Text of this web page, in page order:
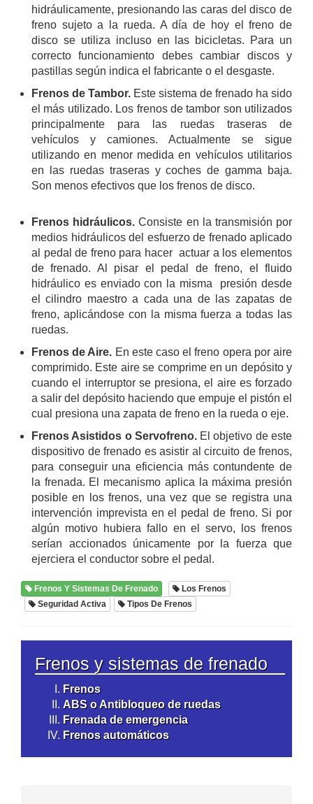
hidráulicamente, presionando las caras del disco de
freno sujeto a la rueda. A día de hoy el freno de
disco se utiliza incluso en las bicicletas. Para un
correcto funcionamiento debes cambiar discos y
pastillas según indica el fabricante o el desgaste.
Frenos de Tambor. Este sistema de frenado ha sido
el más utilizado. Los frenos de tambor son utilizados
principalmente para las ruedas traseras de
vehículos y camiones. Actualmente se sigue
utilizando en menor medida en vehículos utilitarios
en las ruedas traseras y coches de gamma baja.
Son menos efectivos que los frenos de disco.
Frenos hidráulicos. Consiste en la transmisión por
medios hidráulicos del esfuerzo de frenado aplicado
al pedal de freno para hacer actuar a los elementos
de frenado. Al pisar el pedal de freno, el fluido
hidráulico es enviado con la misma presión desde
el cilindro maestro a cada una de las zapatas de
freno, aplicándose con la misma fuerza a todas las
ruedas.
Frenos de Aire. En este caso el freno opera por aire
comprimido. Este aire se comprime en un depósito y
cuando el interruptor se presiona, el aire es forzado
a salir del depósito haciendo que empuje el pistón el
cual presiona una zapata de freno en la rueda o eje.
Frenos Asistidos o Servofreno.El objetivo de este
dispositivo de frenado es asistir al circuito de frenos,
para conseguir una eficiencia más contundente de
la frenada. El mecanismo aplica la máxima presión
posible en los frenos, una vez que se registra una
intervención imprevista en el pedal de freno. Si por
algún motivo hubiera fallo en el servo, los frenos
serían accionados únicamente por la fuerza que
ejerciera el conductor sobre el pedal.
Frenos Y Sistemas De Frenado
Los Frenos
Seguridad Activa
Tipos De Frenos
Frenos y sistemas de frenado
Frenos
ABS o Antibloqueo de ruedas
Frenada de emergencia
Frenos automáticos